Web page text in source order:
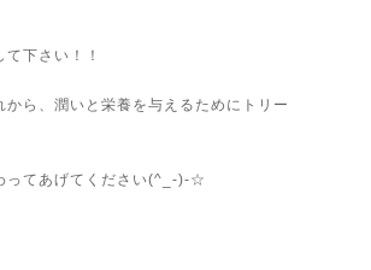
下さい！！
ら、潤いと栄養を与えるためにトリー
ってあげてください(^_-)-☆